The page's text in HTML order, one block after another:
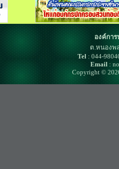
องค์กา
ต.หนองพ
Tel: 044-
Email :
Copyright ©